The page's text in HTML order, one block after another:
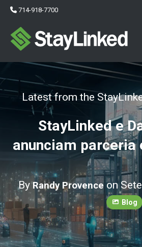
714-918-7700
Latest from the
StayLinked e
anunciam
ByRandy Provence on
Blog